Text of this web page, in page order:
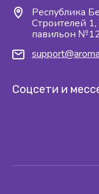
Республика
Строителей
павильон
Соцсети и